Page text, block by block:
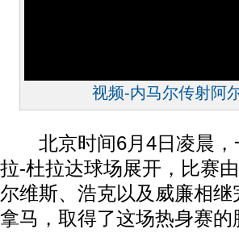
视频-内马尔传射阿
北京时间6月4日凌晨，
拉-杜拉达球场展开，比赛
尔维斯、浩克以及威廉相
拿马，取得了这场热身赛的